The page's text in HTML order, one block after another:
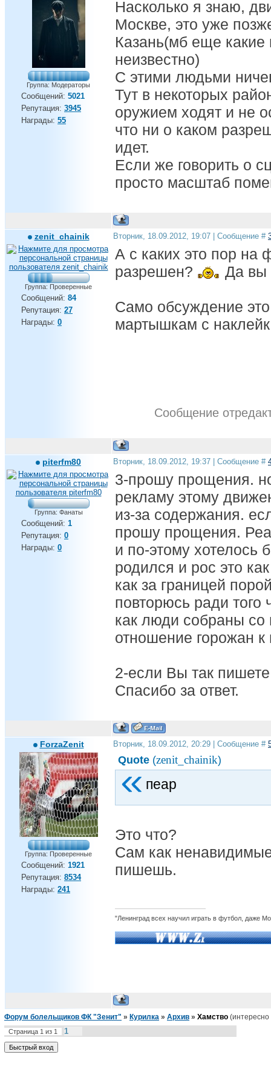
Группа: Модераторы
Сообщений: 5021
Репутация: 3945
Награды: 55
Насколько я знаю,
Москве, это уже
Казань(мб еще какие
неизвестно)
С этими людьми
Тут в некоторых
оружием ходят и не
что ни о каком
идет.
Если же говорить о
просто масштаб
zenit_chainik
Группа: Проверенные
Сообщений: 84
Репутация: 27
Награды: 0
Вторник, 18.09.2012, 19:07 | Сообщение #
А с каких это пор на
разрешен?
Да вы
Само обсуждение
мартышкам с
Сообщение
piterfm80
Группа: Фанаты
Сообщений: 1
Репутация: 0
Награды: 0
Вторник, 18.09.2012, 19:37 | Сообщение #
3-прошу прощения.
рекламу этому
из-за содержания.
прошу прощения.
и по-этому хотелось
родился и рос это
как за границей
повторюсь ради того
как люди собраны со
отношение горожан к
2-если Вы так
Спасибо за ответ.
ForzaZenit
Группа: Проверенные
Сообщений: 1921
Репутация: 8534
Награды: 241
Вторник, 18.09.2012, 20:29 | Сообщение #
Quote (zenit_chainik)
пеар
Это что?
Сам как
пишешь.
"Ленинград всех научил играть в футбол, даже
Форум болельщиков ФК "Зенит" » Курилка » Архив » Хамство (интересно
Страница 1 из 1 1